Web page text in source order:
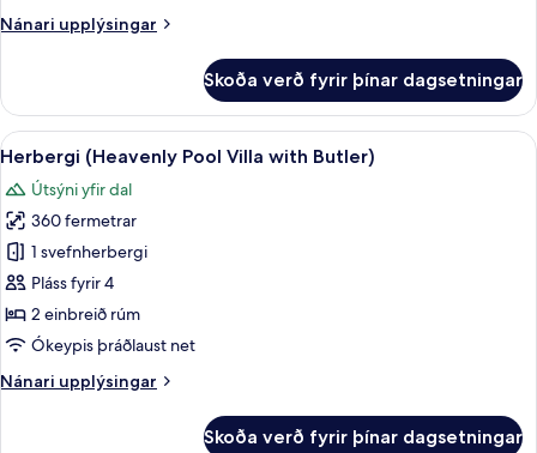
Twin
Butler)
Nánari upplýsingar
Nánari
-
heitur
pottur
(Heavenly
Villa
Twin
Bed
with
Butler)
Skoða verð fyrir þínar dagsetningar
Skoða
allar
myndir
fyrir
Herbergi
(Heavenly
Pool
Villa
Butler)
Rúmföt af bestu gerð, míníbar,
6
Herbergi (Heavenly Pool Villa with Butler)
Útsýni yfir dal
360 fermetrar
1 svefnherbergi
Pláss fyrir 4
2 einbreið rúm
Ókeypis þráðlaust net
Nánari upplýsingar
Nánari
Skoða verð fyrir þínar dagsetningar